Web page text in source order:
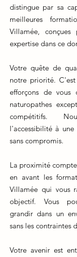
distingue par sa
meilleures
Villamée,
expertise dans ce
Votre quête de
notre priorité.
efforçons de vous
naturopathes
compétitifs.
l'accessibilité à une
sans compromis.
La proximité
en avant les
Villamée qui vous
objectif. Vous
grandir dans un
sans les contraintes
Votre avenir est